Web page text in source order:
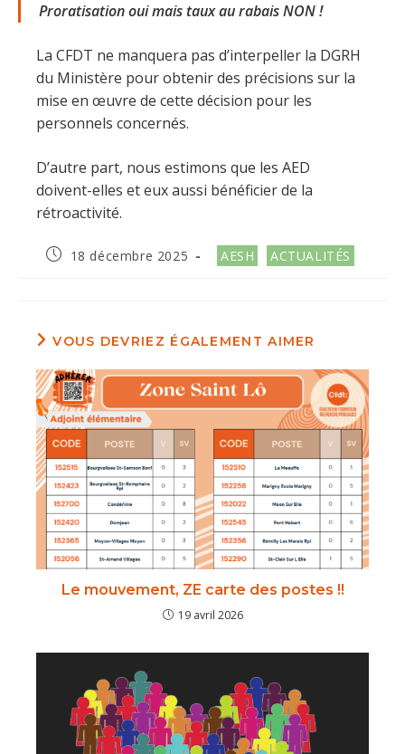
Proratisation oui mais taux au rabais NON !
La CFDT ne manquera pas d’interpeller la DGRH
du Ministère pour obtenir des précisions sur la
mise en œuvre de cette décision pour les
personnels concernés.
D’autre part, nous estimons que les AED
doivent-elles et eux aussi bénéficier de la
rétroactivité.
Publication
18 décembre 2025
Post
category:
AESH ACTUALITÉS
VOUS DEVRIEZ ÉGALEMENT AIMER
Le mouvement, ZE carte des postes !!
19 avril 2026